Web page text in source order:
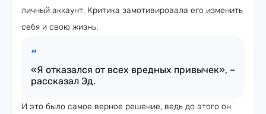
личный аккаунт. Критика замотивировала его изменить
себя и свою жизнь.
«Я отказался от всех вредных привычек», –
рассказал Эд.
И это было самое верное решение, ведь до этого он